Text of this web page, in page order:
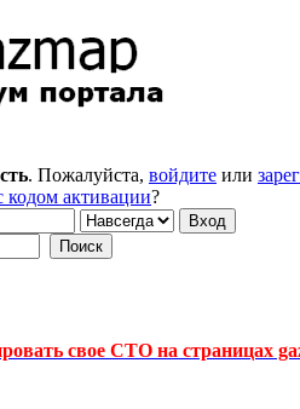
. Пожалуйста, войдите или
кодом активации?
свое СТО на страницах